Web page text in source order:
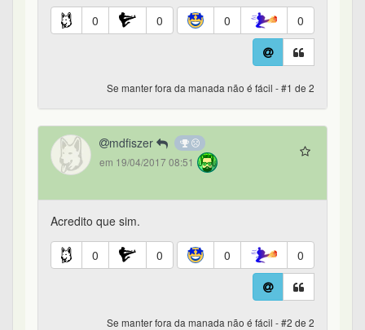
0 0 0 0
Se manter fora da manada não é fácil - #1 de 2
mdfiszer
em 19/04/2017 08:51
Acredito que sim.
0 0 0 0
Se manter fora da manada não é fácil - #2 de 2